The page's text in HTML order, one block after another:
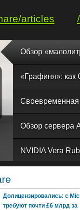
articles
«Графиня»: как
Долицензировались: с
требуют почти £6 млрд за